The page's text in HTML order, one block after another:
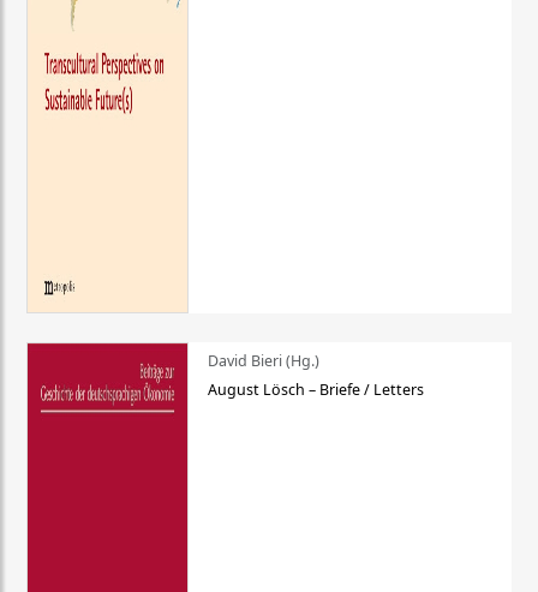
David Bieri (Hg.)
August Lösch – Briefe / Letters